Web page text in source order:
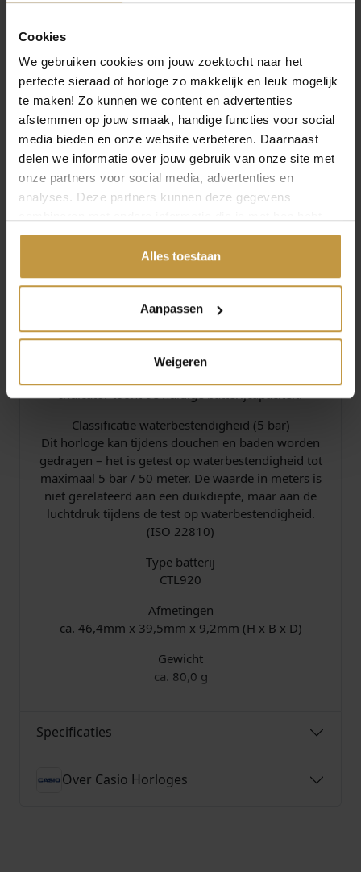
Cookies
We gebruiken cookies om jouw zoektocht naar het
perfecte sieraad of horloge zo makkelijk en leuk mogelijk
te maken! Zo kunnen we content en advertenties
afstemmen op jouw smaak, handige functies voor social
media bieden en onze website verbeteren. Daarnaast
delen we informatie over jouw gebruik van onze site met
onze partners voor social media, advertenties en
analyses. Deze partners kunnen deze gegevens
gedeeld of die ze hebben verzameld via jouw gebruik van
Alles toestaan
Aanpassen
Weigeren
krasbestendigheid. Ontsierende beschadigingen,
Massieve titaniumbehuizing
De massieve titaniumbehuizing is aantrekkelijk
door de voorname look, is corrosiebestendig en
dankzij de huidverdraagzaamheid optimaal
geschikt voor mensen met een allergie.
Massieve titanium armband
Een chique uitstraling en een licht gewicht zijn de
markante eigenschappen van titanium. Het
hoogwaardige materiaal is roestbestendig en
voor mensen met een allergie.
Veiligheidssluiting
Daarop kun je vertrouwen: de armband van dit
horloge is met een speciale sluiting uitgerust die
het per ongeluk openen verhindert.
Indicator toont de huidige batterijcapaciteit.
Classificatie waterbestendigheid (5 bar)
Dit horloge kan tijdens douchen en baden worden
gedragen – het is getest op waterbestendigheid tot
maximaal 5 bar / 50 meter. De waarde in meters is
niet gerelateerd aan een duikdiepte, maar aan de
luchtdruk tijdens de test op waterbestendigheid.
(ISO 22810)
Type batterij
CTL920
Afmetingen
ca. 46,4mm x 39,5mm x 9,2mm (H x B x D)
Gewicht
ca. 80,0 g
Specificaties
Over Casio Horloges